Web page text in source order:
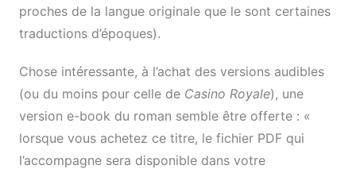
proches de la langue originale que le sont certaines
traductions d’époques).
Chose intéressante, à l’achat des versions audibles
(ou du moins pour celle de Casino Royale), une
version e-book du roman semble être offerte : «
lorsque vous achetez ce titre, le fichier PDF qui
l’accompagne sera disponible dans votre